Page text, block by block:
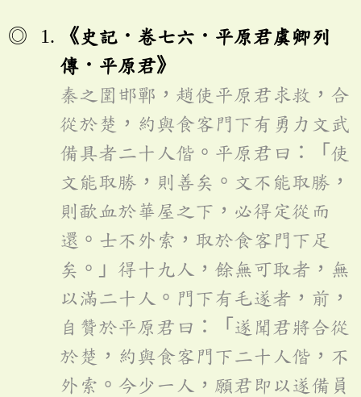
《史記．卷七六．平原君虞卿列
傳．平原君》
秦之圍邯鄲，趙使平原君求救，合
從於楚，約與食客門下有勇力文武
備具者二十人偕。平原君曰：「使
文能取勝，則善矣。文不能取勝，
則歃血於華屋之下，必得定從而
還。士不外索，取於食客門下足
矣。」得十九人，餘無可取者，無
以滿二十人。門下有毛遂者，前，
自贊於平原君曰：「遂聞君將合從
於楚，約與食客門下二十人偕，不
外索。今少一人，願君即以遂備員